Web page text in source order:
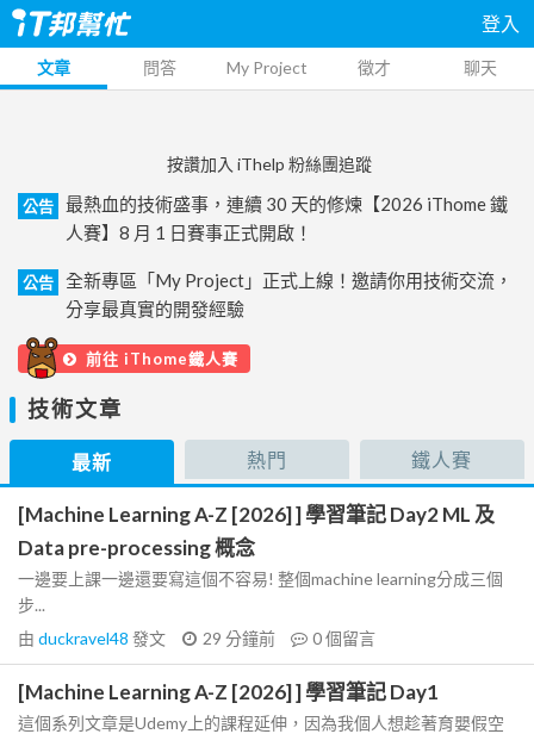
登入
文章 問答 My Project 徵才 聊天
按讚加入 iThelp 粉絲團追蹤
公告
最熱血的技術盛事，連續 30 天的修煉【2026 iThome 鐵
人賽】8 月 1 日賽事正式開啟！
公告
全新專區「My Project」正式上線！邀請你用技術交流，
分享最真實的開發經驗
前往 iThome鐵人賽
技術文章
最新 熱門 鐵人賽
[Machine Learning A-Z [2026] ] 學習筆記 Day2 ML 及
Data pre-processing 概念
一邊要上課一邊還要寫這個不容易! 整個machine learning分成三個
步...
由 duckravel48 發文 29 分鐘前 0個留言
[Machine Learning A-Z [2026] ] 學習筆記 Day1
這個系列文章是Udemy上的課程延伸，因為我個人想趁著育嬰假空